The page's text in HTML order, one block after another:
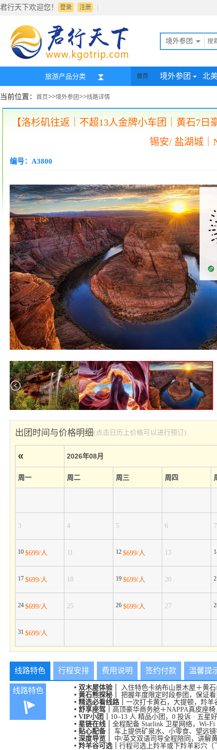
君行天下欢迎您！ 登录 |
注册
境外参团
旅游产品分类 首页 境外参团 北
当前位置： 首页>>境外参团>>线路详情
【洛杉矶往返｜不超13人金牌小车团｜黄石7
锡安/ 盐湖城｜
编号：A3800
出团时间与价格明细(点击日历上价格可以进行预订)
« 2026年08月
周一 周二 周三 周四
3 4 5 6 7
10 $699/人 11 12 $699/人 13
17 $699/人 18 19 $699/人 20
24 $699/人 25 26 $699/人 27
31 $699/人
线路特色 行程安排 费用说明 签约付款 温馨提
线路特色 • 双木屋体验｜
入住特色卡纳布山景木屋＋黄
• 黄石熊探秘｜ 把握年度限定时段参团， 保证
• 精选必看线路｜ 一次打卡黄石，大提顿，羚
• 舒享座驾｜ 高顶豪华商务舱＋NAPPA真皮座
• VIP小团｜ 10–13 人 精品小 团， 0 投诉 · 五星
• 星链在线｜ 全程配备 Starlink 卫星网络，Wi-
• 贴心配备｜
车上提供矿泉水、小零食、望远
• 深度导览｜ 中/英文双语司导全程陪同，讲解
• 羚羊谷可选｜ 行程可选上羚羊或下羚羊彩穴（